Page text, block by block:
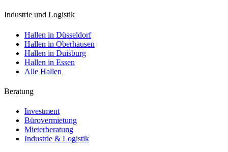
Industrie und Logistik
Hallen in Düsseldorf
Hallen in Oberhausen
Hallen in Duisburg
Hallen in Essen
Alle Hallen
Beratung
Investment
Bürovermietung
Mieterberatung
Industrie & Logistik